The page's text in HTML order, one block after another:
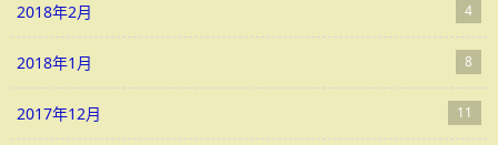
2018年2月 4
2018年1月 8
2017年12月 11